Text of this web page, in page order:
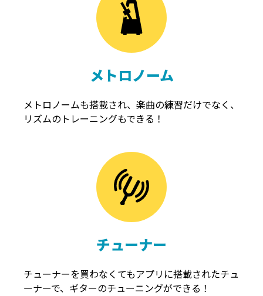
メトロノーム
メトロノームも搭載され、楽曲の練習だけでなく、
リズムのトレーニングもできる！
チューナー
チューナーを買わなくてもアプリに搭載されたチュ
ーナーで、ギターのチューニングができる！